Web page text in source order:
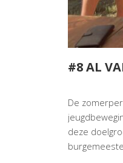
#8 AL
De
deze